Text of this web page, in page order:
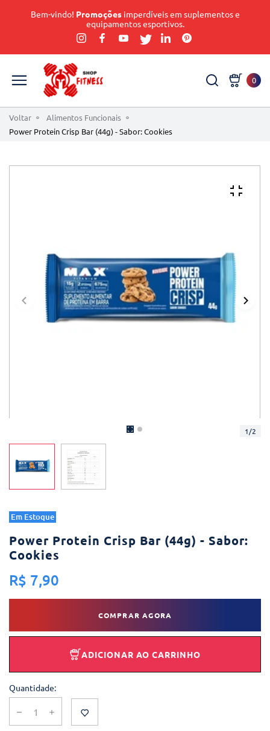
Bem-vindo! Promoçõesimperdíveis em suplementos e
equipamentos esportivos.
0
Voltar
Alimentos Funcionais
Power Protein Crisp Bar (44g) - Sabor: Cookies
1/2
Em Estoque
Power Protein Crisp Bar (44g) - Sabor:
Cookies
R$ 7,90
COMPRAR AGORA
ADICIONAR AO CARRINHO
Quantidade: